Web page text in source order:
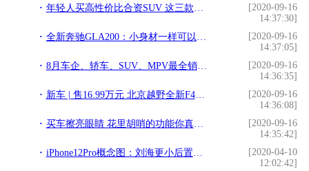
年轻人买高性价比合资SUV 这三款值得考虑
[2020-09-16
14:37:30]
全新奔驰GLA200：小身材一样可以有豪华品质
[2020-09-16
14:37:05]
8月车企、轿车、SUV、MPV最全销量排行榜：荣放RAV4销量成迷，五菱荣光MINI EV再创神迹
[2020-09-16
14:36:35]
新车 | 售16.99万元 北京越野全新F40正式上市
[2020-09-16
14:36:08]
买车擦亮眼睛 花里胡哨的功能你真的需要吗？
[2020-09-16
14:35:42]
iPhone12Pro概念图：刘海更小后置浴霸四摄，保留iPhone4原汁原味
[2020-04-10
12:02:42]